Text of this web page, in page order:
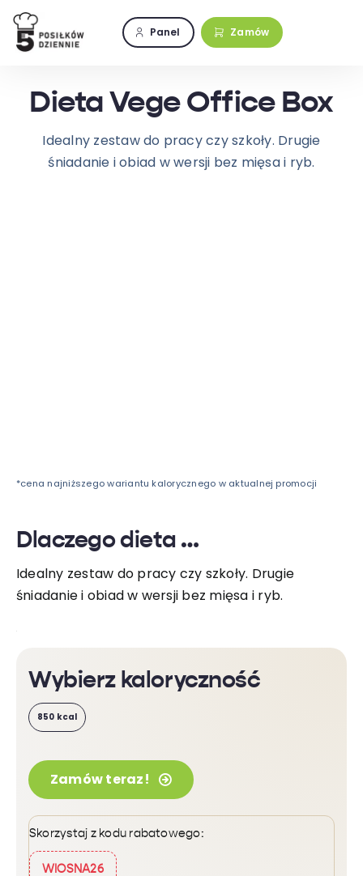
Przejdź
zawartości
Panel Zamów
Dieta Vege Office Box
Idealny zestaw do pracy czy szkoły. Drugie
śniadanie i obiad w wersji bez mięsa i ryb.
*cena najniższego wariantu kalorycznego w aktualnej promocji
Dlaczego dieta
Idealny zestaw do pracy czy szkoły. Drugie
śniadanie i obiad w wersji bez mięsa i ryb.
Wybierz kaloryczność
850 kcal
Zamów teraz!
Skorzystaj z kodu rabatowego:
WIOSNA26